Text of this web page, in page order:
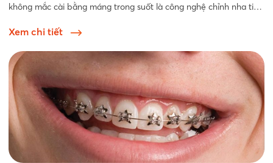
không mắc cài bằng máng trong suốt là công nghệ chỉnh nha tiên
Xem chi tiết